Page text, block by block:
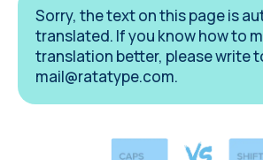
Sorry, the text on this page is
translated. If you know how to
translation better, please write
mail@ratatype.com.